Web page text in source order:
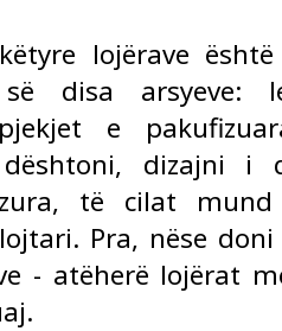
lojërave
së disa arsyeve:
e
dizajni i
të cilat
Pra, nëse
- atëherë lojërat